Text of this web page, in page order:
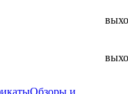
Обзоры и